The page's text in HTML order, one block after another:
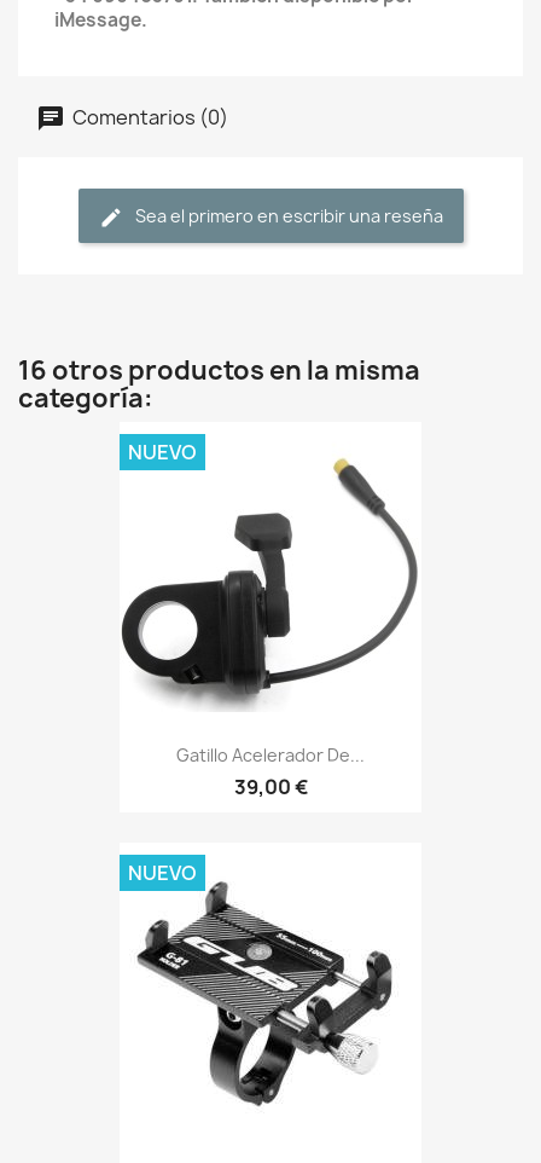
iMessage.
Comentarios (0)
Sea el primero en escribir una reseña
16 otros productos en la misma
categoría:
Gatillo Acelerador De...
39,00 €
NUEVO
NUEVO